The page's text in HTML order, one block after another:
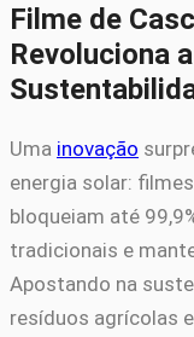
Filme de
Revoluciona
Uma inovação
energia solar:
bloqueiam até
tradicionais e
Apostando na
resíduos agrícolas